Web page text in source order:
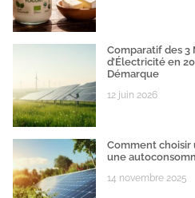
Comparatif des 3
d’Électricité en
Démarque
12 juin 2026
Comment choisir
une
14 novembre 2025